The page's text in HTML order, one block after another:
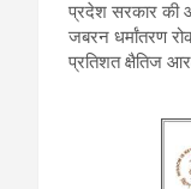
प्रदेश सरकार की
जबरन धर्मांतरण
प्रतिशत क्षैतिज